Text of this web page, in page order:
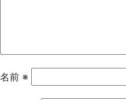
名前 ※